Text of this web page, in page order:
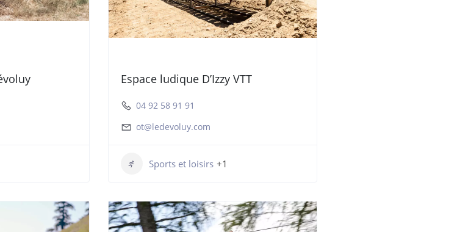
Espace ludique D’Izzy VTT
04 92 58 91 91
ot@ledevoluy.com
Sports et loisirs +1